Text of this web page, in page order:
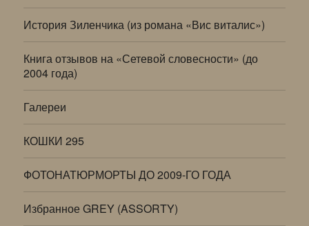
История Зиленчика (из романа «Вис виталис»)
Книга отзывов на «Сетевой словесности» (до
2004 года)
Галереи
КОШКИ 295
ФОТОНАТЮРМОРТЫ ДО 2009-ГО ГОДА
Избранное GREY (ASSORTY)